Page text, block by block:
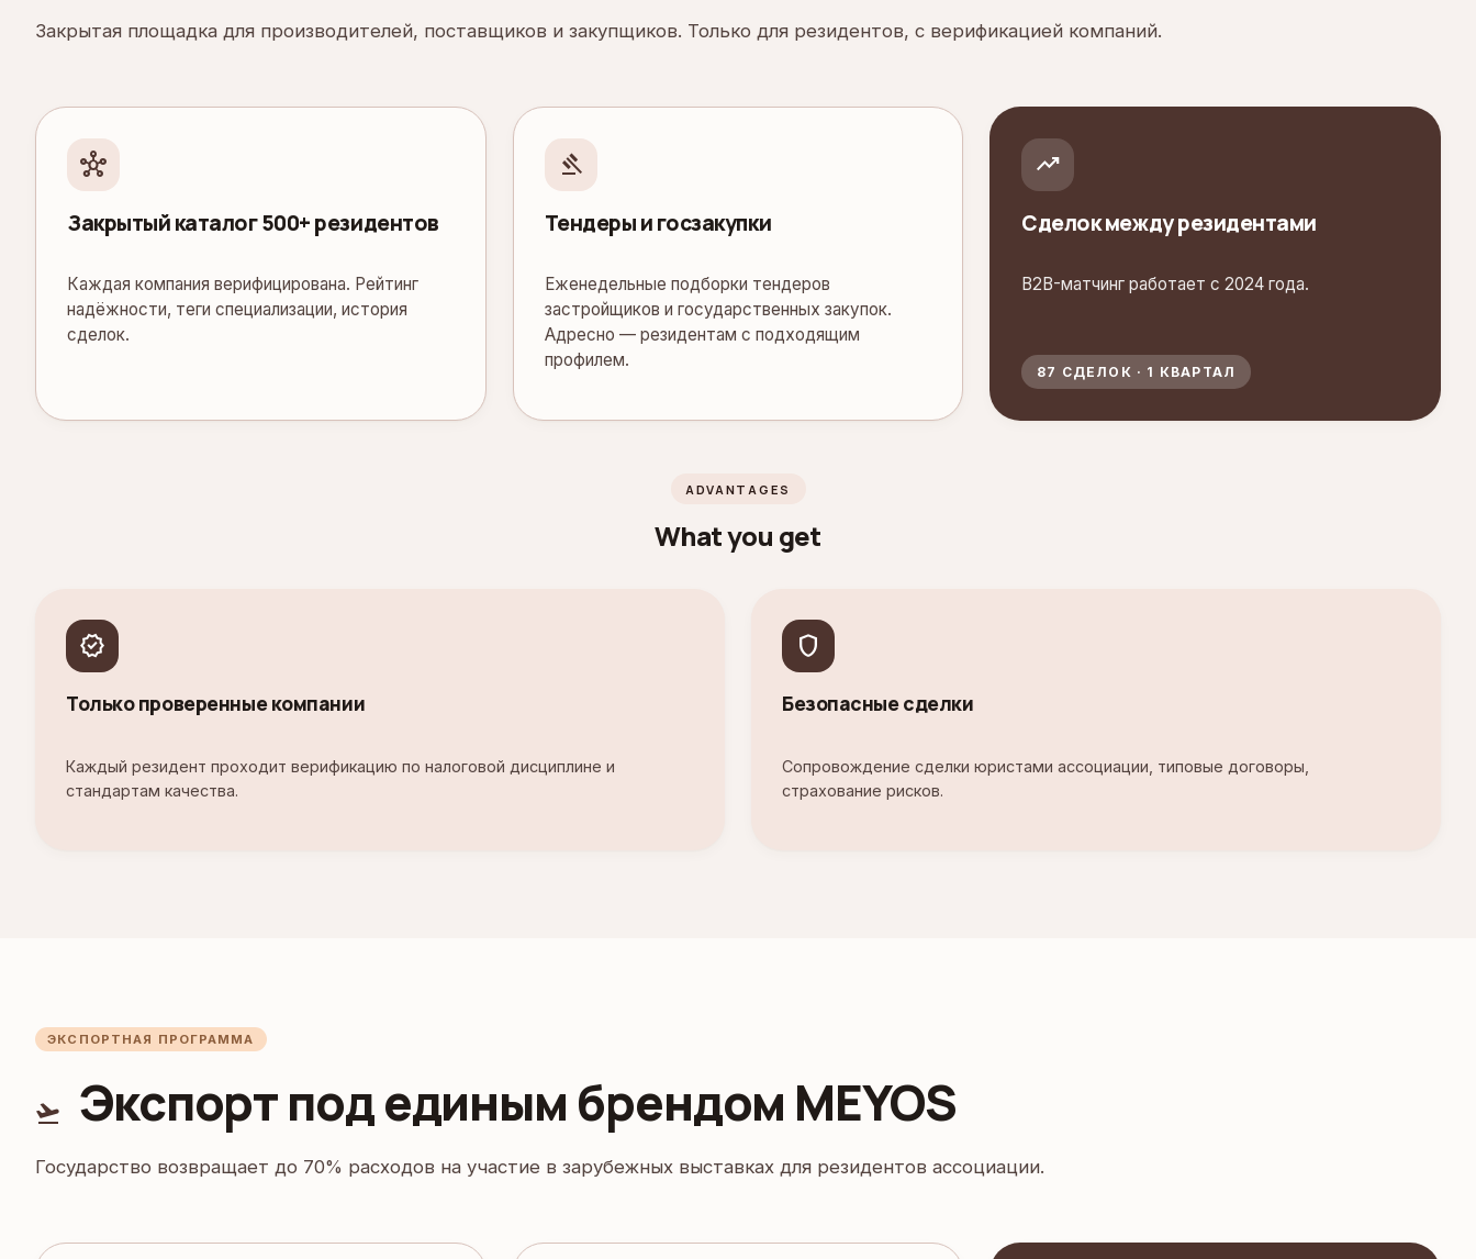
Закрытая площадка для производителей, поставщиков и закупщиков. Только для резидентов, с верификацией компаний.
hub
Закрытый каталог 500+ резидентов
Каждая компания верифицирована. Рейтинг
надёжности, теги специализации, история
сделок.
gavel
Тендеры и госзакупки
Еженедельные подборки тендеров
застройщиков и государственных закупок.
Адресно — резидентам с подходящим
профилем.
trending_up
Сделок между резидентами
B2B-матчинг работает с 2024 года.
87 СДЕЛОК · 1 КВАРТАЛ
ADVANTAGES
What you get
verified
Только проверенные компании
Каждый резидент проходит верификацию по налоговой дисциплине и
стандартам качества.
shield
Безопасные сделки
Сопровождение сделки юристами ассоциации, типовые договоры,
страхование рисков.
ЭКСПОРТНАЯ ПРОГРАММА
flight_takeoff Экспорт под единым брендом MEYOS
Государство возвращает до 70% расходов на участие в зарубежных выставках для резидентов ассоциации.